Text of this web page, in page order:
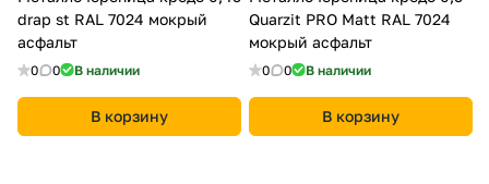
drap st RAL 7024 мокрый
асфальт
0 0 В наличии
В корзину
Quarzit PRO Matt RAL 7024
мокрый асфальт
0 0 В наличии
В корзину